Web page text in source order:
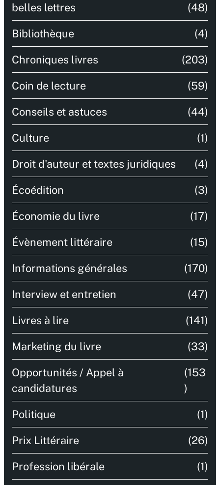
belles lettres (48)
Bibliothèque (4)
Chroniques livres (203)
Coin de lecture (59)
Conseils et astuces (44)
Culture (1)
Droit d'auteur et textes juridiques (4)
Écoédition (3)
Économie du livre (17)
Évènement littéraire (15)
Informations générales (170)
Interview et entretien (47)
Livres à lire (141)
Marketing du livre (33)
Opportunités / Appel à
candidatures
(153
)
Politique (1)
Prix Littéraire (26)
Profession libérale (1)